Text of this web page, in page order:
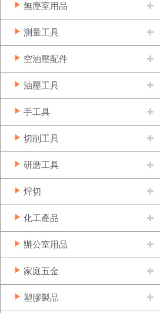
無塵室用品
測量工具
空油壓配件
油壓工具
手工具
切削工具
研磨工具
焊切
化工產品
辦公室用品
家庭五金
塑膠製品